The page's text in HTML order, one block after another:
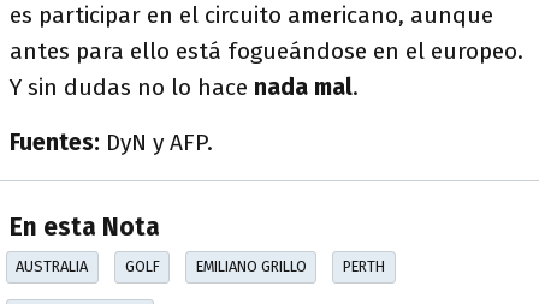
es participar en el circuito americano, aunque
antes para ello está fogueándose en el europeo.
Y sin dudas no lo hace nada mal.
Fuentes: DyN y AFP.
En esta Nota
AUSTRALIA GOLF EMILIANO GRILLO PERTH